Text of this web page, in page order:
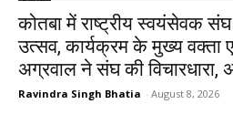
कोतबा में राष्ट्रीय स्वयंसेवक
उत्सव, कार्यक्रम के मुख्य वक्ता
अग्रवाल ने संघ की विचारधारा,
Ravindra Singh Bhatia - August 8, 2026